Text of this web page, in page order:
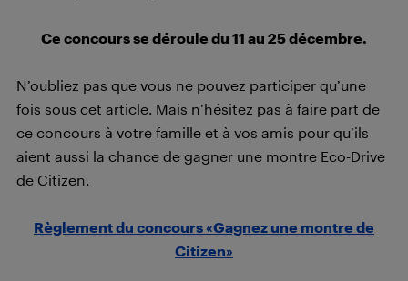
Ce concours se déroule du 11 au 25 décembre.
N’oubliez pas que vous ne pouvez participer qu’une
fois sous cet article. Mais n’hésitez pas à faire part de
ce concours à votre famille et à vos amis pour qu’ils
aient aussi la chance de gagner une montre Eco-Drive
de Citizen.
Règlement du concours «Gagnez une montre de
Citizen»